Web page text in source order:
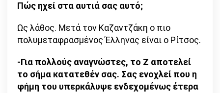
Πώς ηχεί στα αυτιά σας αυτό;
Ως λάθος. Μετά τον Καζαντζάκη ο πιο
πολυμεταφρασμένος Έλληνας είναι ο Ρίτσος.
-Για πολλούς αναγνώστες, το Ζ αποτελεί
το σήμα κατατεθέν σας. Σας ενοχλεί που η
φήμη του υπερκάλυψε ενδεχομένως έτερα